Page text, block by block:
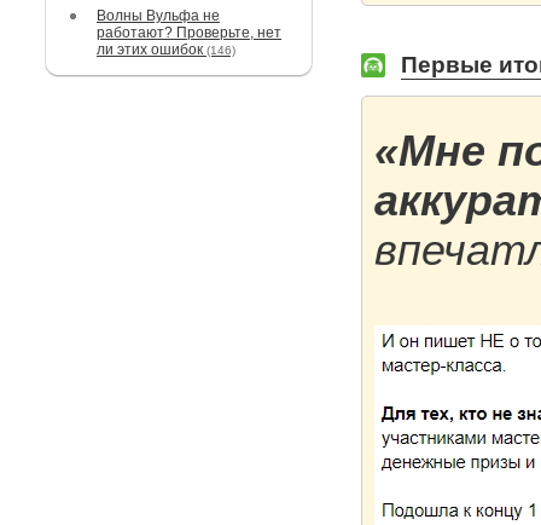
Волны Вульфа не
работают? Проверьте, нет
ли этих ошибок (146)
Первые
«Мне